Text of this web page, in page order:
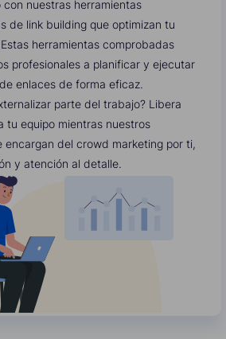
con nuestras herramientas
de link building que optimizan tu
herramientas comprobadas
profesionales a planificar y ejecutar
enlaces de forma eficaz.
parte del trabajo? Libera
tu equipo mientras nuestros
encargan del crowd marketing por ti,
y atención al detalle.